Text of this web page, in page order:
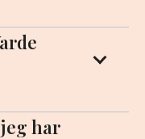
har